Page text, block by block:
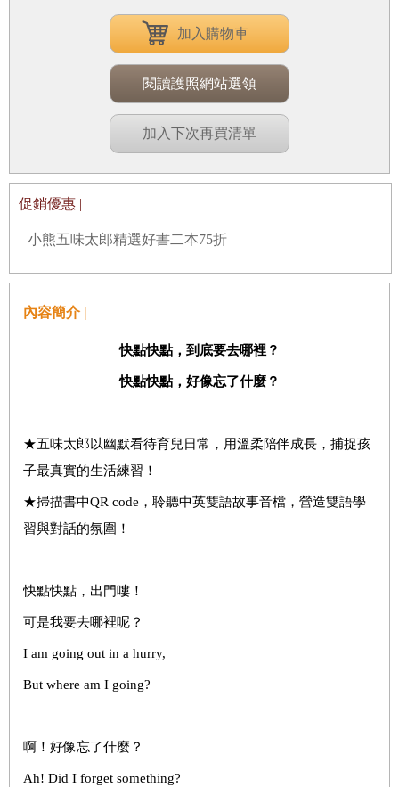
加入購物車
閱讀護照網站選領
加入下次再買清單
促銷優惠 |
小熊五味太郎精選好書二本75折
內容簡介 |
快點快點，到底要去哪裡？
快點快點，好像忘了什麼？
★五味太郎以幽默看待育兒日常，用溫柔陪伴成長，捕捉孩
子最真實的生活練習！
★掃描書中QR code，聆聽中英雙語故事音檔，營造雙語學
習與對話的氛圍！
快點快點，出門嘍！
可是我要去哪裡呢？
I am going out in a hurry,
But where am I going?
啊！好像忘了什麼？
Ah! Did I forget something?